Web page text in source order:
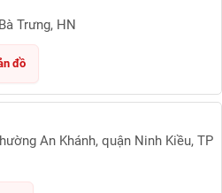
Trưng, HN
đồ
An Khánh, quận Ninh Kiều, TP